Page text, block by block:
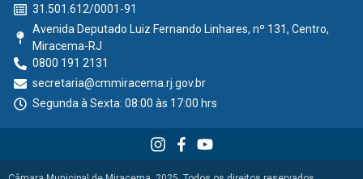
31.501.612/0001-91
Avenida Deputado Luiz Fernando Linhares, nº 131, Centro,
Miracema-RJ
0800 191 2131
secretaria@cmmiracema.rj.gov.br
Segunda à Sexta: 08:00 às 17:00 hrs